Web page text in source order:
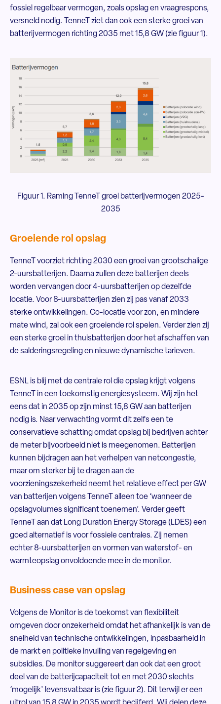
fossiel regelbaar vermogen, zoals opslag en vraagrespons,
versneld nodig. TenneT ziet dan ook een sterke groei van
batterijvermogen richting 2035 met 15,8 GW (zie figuur 1).
Figuur 1. Raming TenneT groei batterijvermogen 2025-
2035
Groeiende rol opslag
TenneT voorziet richting 2030 een groei van grootschalige
2-uursbatterijen. Daarna zullen deze batterijen deels
worden vervangen door 4-uursbatterijen op dezelfde
locatie. Voor 8-uursbatterijen zien zij pas vanaf 2033
sterke ontwikkelingen. Co-locatie voor zon, en mindere
mate wind, zal ook een groeiende rol spelen. Verder zien zij
een sterke groei in thuisbatterijen door het afschaffen van
de salderingsregeling en nieuwe dynamische tarieven.
ESNL is blij met de centrale rol die opslag krijgt volgens
TenneT in een toekomstig energiesysteem. Wij zijn het
eens dat in 2035 op zijn minst 15,8 GW aan batterijen
nodig is. Naar verwachting vormt dit zelfs een te
conservatieve schatting omdat opslag bij bedrijven achter
de meter bijvoorbeeld niet is meegenomen. Batterijen
kunnen bijdragen aan het verhelpen van netcongestie,
maar om sterker bij te dragen aan de
voorzieningszekerheid neemt het relatieve effect per GW
van batterijen volgens TenneT alleen toe ‘wanneer de
opslagvolumes significant toenemen’. Verder geeft
TenneT aan dat Long Duration Energy Storage (LDES) een
goed alternatief is voor fossiele centrales. Zij nemen
echter 8-uursbatterijen en vormen van waterstof- en
warmteopslag onvoldoende mee in de monitor.
Business case van opslag
Volgens de Monitor is de toekomst van flexibiliteit
omgeven door onzekerheid omdat het afhankelijk is van de
snelheid van technische ontwikkelingen, inpasbaarheid in
de markt en politieke invulling van regelgeving en
subsidies. De monitor suggereert dan ook dat een groot
deel van de batterijcapaciteit tot en met 2030 slechts
‘mogelijk’ levensvatbaar is (zie figuur 2). Dit terwijl er een